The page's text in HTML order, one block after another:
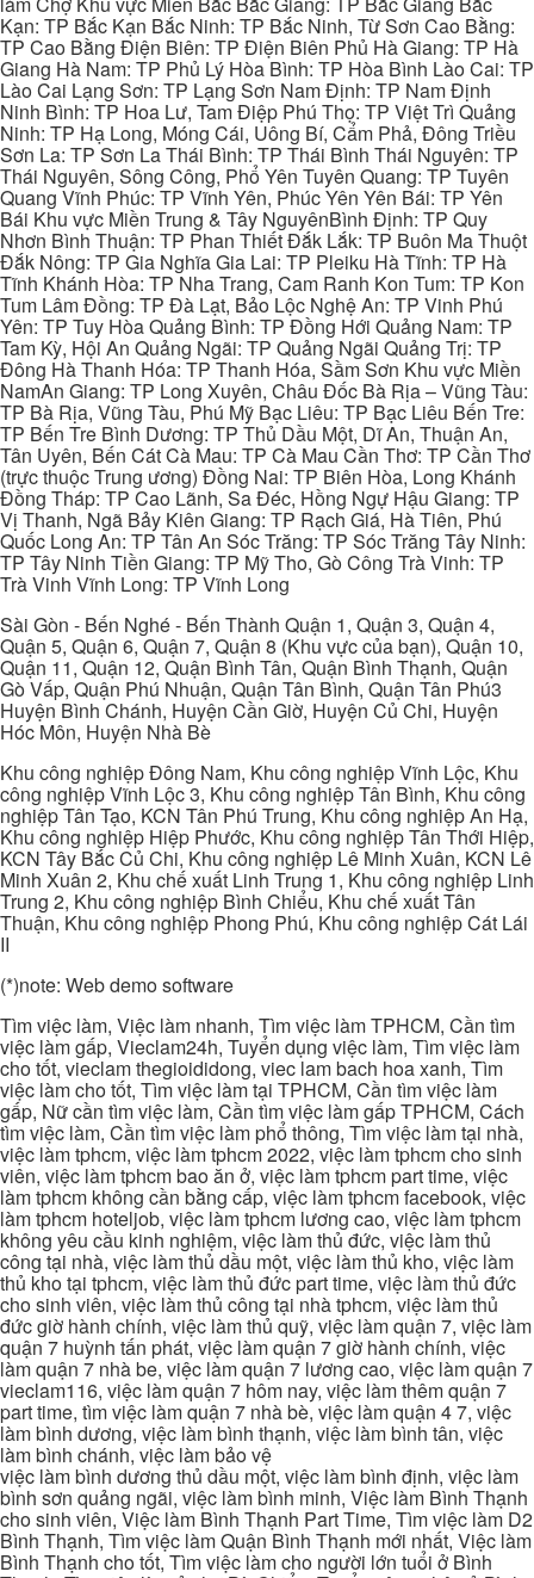
Kạn: TP Bắc Kạn Bắc Ninh: TP Bắc Ninh, Từ Sơn Cao Bằng:
TP Cao Bằng Điện Biên: TP Điện Biên Phủ Hà Giang: TP Hà
Giang Hà Nam: TP Phủ Lý Hòa Bình: TP Hòa Bình Lào Cai: TP
Lào Cai Lạng Sơn: TP Lạng Sơn Nam Định: TP Nam Định
Ninh Bình: TP Hoa Lư, Tam Điệp Phú Thọ: TP Việt Trì Quảng
Ninh: TP Hạ Long, Móng Cái, Uông Bí, Cẩm Phả, Đông Triều
Sơn La: TP Sơn La Thái Bình: TP Thái Bình Thái Nguyên: TP
Thái Nguyên, Sông Công, Phổ Yên Tuyên Quang: TP Tuyên
Quang Vĩnh Phúc: TP Vĩnh Yên, Phúc Yên Yên Bái: TP Yên
Bái Khu vực Miền Trung & Tây NguyênBình Định: TP Quy
Nhơn Bình Thuận: TP Phan Thiết Đắk Lắk: TP Buôn Ma Thuột
Đắk Nông: TP Gia Nghĩa Gia Lai: TP Pleiku Hà Tĩnh: TP Hà
Tĩnh Khánh Hòa: TP Nha Trang, Cam Ranh Kon Tum: TP Kon
Tum Lâm Đồng: TP Đà Lạt, Bảo Lộc Nghệ An: TP Vinh Phú
Yên: TP Tuy Hòa Quảng Bình: TP Đồng Hới Quảng Nam: TP
Tam Kỳ, Hội An Quảng Ngãi: TP Quảng Ngãi Quảng Trị: TP
Đông Hà Thanh Hóa: TP Thanh Hóa, Sầm Sơn Khu vực Miền
NamAn Giang: TP Long Xuyên, Châu Đốc Bà Rịa – Vũng Tàu:
TP Bà Rịa, Vũng Tàu, Phú Mỹ Bạc Liêu: TP Bạc Liêu Bến Tre:
TP Bến Tre Bình Dương: TP Thủ Dầu Một, Dĩ An, Thuận An,
Tân Uyên, Bến Cát Cà Mau: TP Cà Mau Cần Thơ: TP Cần Thơ
(trực thuộc Trung ương) Đồng Nai: TP Biên Hòa, Long Khánh
Đồng Tháp: TP Cao Lãnh, Sa Đéc, Hồng Ngự Hậu Giang: TP
Vị Thanh, Ngã Bảy Kiên Giang: TP Rạch Giá, Hà Tiên, Phú
Quốc Long An: TP Tân An Sóc Trăng: TP Sóc Trăng Tây Ninh:
TP Tây Ninh Tiền Giang: TP Mỹ Tho, Gò Công Trà Vinh: TP
Trà Vinh Vĩnh Long: TP Vĩnh Long
Sài Gòn - Bến Nghé - Bến Thành Quận 1, Quận 3, Quận 4,
Quận 5, Quận 6, Quận 7, Quận 8 (Khu vực của bạn), Quận 10,
Quận 11, Quận 12, Quận Bình Tân, Quận Bình Thạnh, Quận
Gò Vấp, Quận Phú Nhuận, Quận Tân Bình, Quận Tân Phú3
Huyện Bình Chánh, Huyện Cần Giờ, Huyện Củ Chi, Huyện
Hóc Môn, Huyện Nhà Bè
Khu công nghiệp Đông Nam, Khu công nghiệp Vĩnh Lộc, Khu
công nghiệp Vĩnh Lộc 3, Khu công nghiệp Tân Bình, Khu công
nghiệp Tân Tạo, KCN Tân Phú Trung, Khu công nghiệp An Hạ,
Khu công nghiệp Hiệp Phước, Khu công nghiệp Tân Thới Hiệp,
KCN Tây Bắc Củ Chi, Khu công nghiệp Lê Minh Xuân, KCN Lê
Minh Xuân 2, Khu chế xuất Linh Trung 1, Khu công nghiệp Linh
Trung 2, Khu công nghiệp Bình Chiểu, Khu chế xuất Tân
Thuận, Khu công nghiệp Phong Phú, Khu công nghiệp Cát Lái
II
(*)note: Web demo software
Tìm việc làm, Việc làm nhanh, Tìm việc làm TPHCM, Cần tìm
việc làm gấp, Vieclam24h, Tuyển dụng việc làm, Tìm việc làm
cho tốt, vieclam thegioididong, viec lam bach hoa xanh, Tìm
việc làm cho tốt, Tìm việc làm tại TPHCM, Cần tìm việc làm
gấp, Nữ cần tìm việc làm, Cần tìm việc làm gấp TPHCM, Cách
tìm việc làm, Cần tìm việc làm phổ thông, Tìm việc làm tại nhà,
việc làm tphcm, việc làm tphcm 2022, việc làm tphcm cho sinh
viên, việc làm tphcm bao ăn ở, việc làm tphcm part time, việc
làm tphcm không cần bằng cấp, việc làm tphcm facebook, việc
làm tphcm hoteljob, việc làm tphcm lương cao, việc làm tphcm
không yêu cầu kinh nghiệm, việc làm thủ đức, việc làm thủ
công tại nhà, việc làm thủ dầu một, việc làm thủ kho, việc làm
thủ kho tại tphcm, việc làm thủ đức part time, việc làm thủ đức
cho sinh viên, việc làm thủ công tại nhà tphcm, việc làm thủ
đức giờ hành chính, việc làm thủ quỹ, việc làm quận 7, việc làm
quận 7 huỳnh tấn phát, việc làm quận 7 giờ hành chính, việc
làm quận 7 nhà be, việc làm quận 7 lương cao, việc làm quận 7
vieclam116, việc làm quận 7 hôm nay, việc làm thêm quận 7
part time, tìm việc làm quận 7 nhà bè, việc làm quận 4 7, việc
làm bình dương, việc làm bình thạnh, việc làm bình tân, việc
làm bình chánh, việc làm bảo vệ
việc làm bình dương thủ dầu một, việc làm bình định, việc làm
bình sơn quảng ngãi, việc làm bình minh, Việc làm Bình Thạnh
cho sinh viên, Việc làm Bình Thạnh Part Time, Tìm việc làm D2
Bình Thạnh, Tìm việc làm Quận Bình Thạnh mới nhất, Việc làm
Bình Thạnh cho tốt, Tìm việc làm cho người lớn tuổi ở Bình